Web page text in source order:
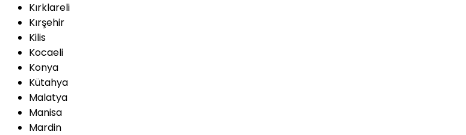
Kırklareli
Kırşehir
Kilis
Kocaeli
Konya
Kütahya
Malatya
Manisa
Mardin